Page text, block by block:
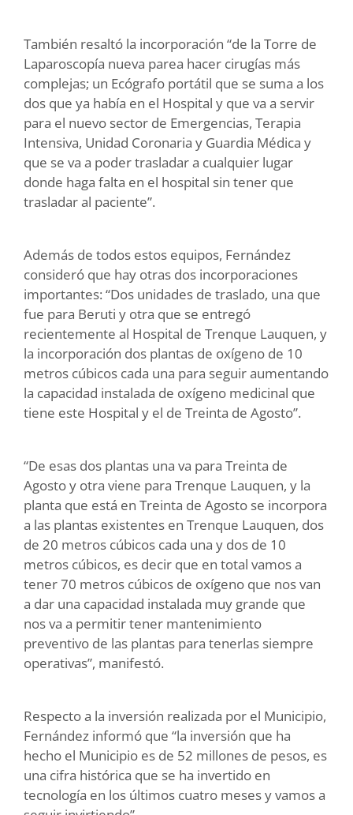
También resaltó la incorporación “de la Torre de
Laparoscopía nueva parea hacer cirugías más
complejas; un Ecógrafo portátil que se suma a los
dos que ya había en el Hospital y que va a servir
para el nuevo sector de Emergencias, Terapia
Intensiva, Unidad Coronaria y Guardia Médica y
que se va a poder trasladar a cualquier lugar
donde haga falta en el hospital sin tener que
trasladar al paciente”.
Además de todos estos equipos, Fernández
consideró que hay otras dos incorporaciones
importantes: “Dos unidades de traslado, una que
fue para Beruti y otra que se entregó
recientemente al Hospital de Trenque Lauquen, y
la incorporación dos plantas de oxígeno de 10
metros cúbicos cada una para seguir aumentando
la capacidad instalada de oxígeno medicinal que
tiene este Hospital y el de Treinta de Agosto”.
“De esas dos plantas una va para Treinta de
Agosto y otra viene para Trenque Lauquen, y la
planta que está en Treinta de Agosto se incorpora
a las plantas existentes en Trenque Lauquen, dos
de 20 metros cúbicos cada una y dos de 10
metros cúbicos, es decir que en total vamos a
tener 70 metros cúbicos de oxígeno que nos van
a dar una capacidad instalada muy grande que
nos va a permitir tener mantenimiento
preventivo de las plantas para tenerlas siempre
operativas”, manifestó.
Respecto a la inversión realizada por el Municipio,
Fernández informó que “la inversión que ha
hecho el Municipio es de 52 millones de pesos, es
una cifra histórica que se ha invertido en
tecnología en los últimos cuatro meses y vamos a